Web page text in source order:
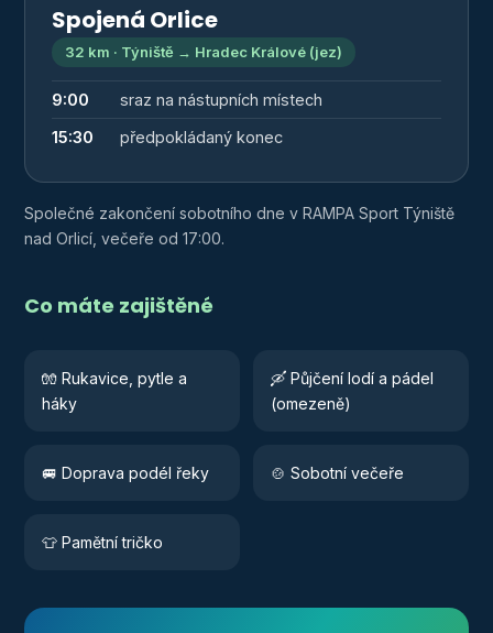
Spojená Orlice
32 km · Týniště → Hradec Králové (jez)
9:00
sraz na nástupních místech
15:30
předpokládaný konec
Společné zakončení sobotního dne v RAMPA Sport Týniště
nad Orlicí, večeře od 17:00.
Co máte zajištěné
🧤 Rukavice, pytle a
háky
🛶 Půjčení lodí a pádel
(omezeně)
🚐 Doprava podél řeky 🍲 Sobotní večeře
👕 Pamětní tričko